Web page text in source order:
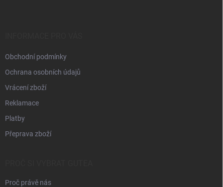
Obchodní podmínky
Ochrana osobních údajů
Vrácení zboží
Reklamace
Platby
Přeprava zboží
Proč právě nás